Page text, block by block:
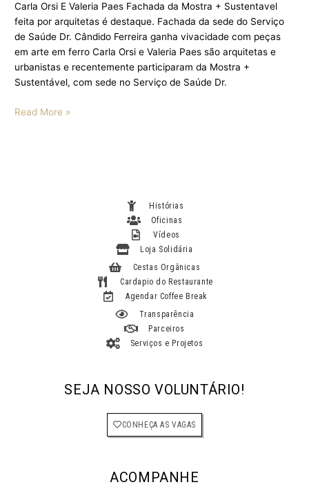
Carla Orsi E Valeria Paes Fachada da Mostra + Sustentavel
feita por arquitetas é destaque. Fachada da sede do Serviço
de Saúde Dr. Cândido Ferreira ganha vivacidade com peças
em arte em ferro Carla Orsi e Valeria Paes são arquitetas e
urbanistas e recentemente participaram da Mostra +
Sustentável, com sede no Serviço de Saúde Dr.
Read More »
Histórias
Oficinas
Vídeos
Loja Solidária
Cestas Orgânicas
Cardapio do Restaurante
Agendar Coffee Break
Transparência
Parceiros
Serviços e Projetos
SEJA NOSSO VOLUNTÁRIO!
CONHEÇA AS VAGAS
ACOMPANHE